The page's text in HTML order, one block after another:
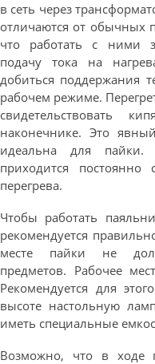
в сеть через
отличаются от обычных
что работать с ними
подачу тока на
добиться поддержания
рабочем режиме.
свидетельствовать
наконечнике. Это
идеальна для
приходится
перегрева.
Чтобы работать
рекомендуется
месте пайки не
предметов. Рабочее
Рекомендуется для
высоте настольную
иметь специальные
Возможно, что в ходе